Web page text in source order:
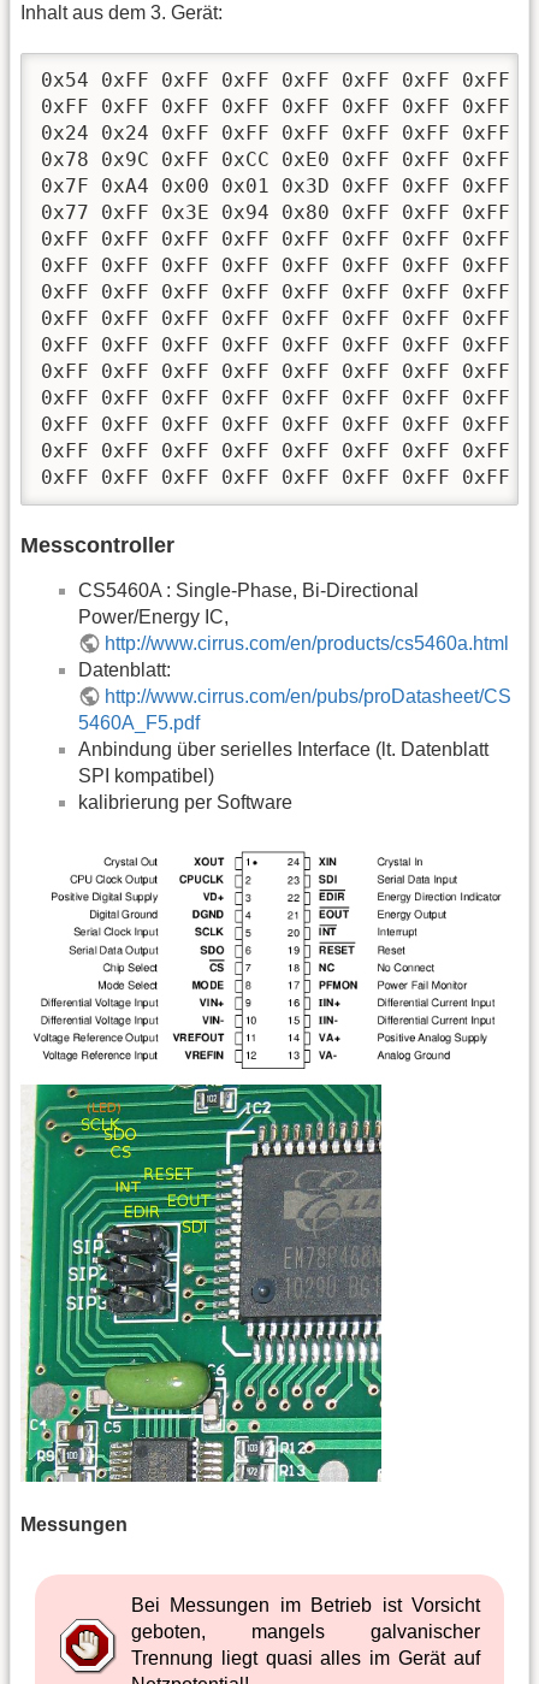
Inhalt aus dem 3. Gerät:
0x54 0xFF 0xFF 0xFF 0xFF 0xFF 0xFF 0xFF
0xFF 0xFF 0xFF 0xFF 0xFF 0xFF 0xFF 0xFF
0x24 0x24 0xFF 0xFF 0xFF 0xFF 0xFF 0xFF
0x78 0x9C 0xFF 0xCC 0xE0 0xFF 0xFF 0xFF
0x7F 0xA4 0x00 0x01 0x3D 0xFF 0xFF 0xFF
0x77 0xFF 0x3E 0x94 0x80 0xFF 0xFF 0xFF
0xFF 0xFF 0xFF 0xFF 0xFF 0xFF 0xFF 0xFF
0xFF 0xFF 0xFF 0xFF 0xFF 0xFF 0xFF 0xFF
0xFF 0xFF 0xFF 0xFF 0xFF 0xFF 0xFF 0xFF
0xFF 0xFF 0xFF 0xFF 0xFF 0xFF 0xFF 0xFF
0xFF 0xFF 0xFF 0xFF 0xFF 0xFF 0xFF 0xFF
0xFF 0xFF 0xFF 0xFF 0xFF 0xFF 0xFF 0xFF
0xFF 0xFF 0xFF 0xFF 0xFF 0xFF 0xFF 0xFF
0xFF 0xFF 0xFF 0xFF 0xFF 0xFF 0xFF 0xFF
0xFF 0xFF 0xFF 0xFF 0xFF 0xFF 0xFF 0xFF
0xFF 0xFF 0xFF 0xFF 0xFF 0xFF 0xFF 0xFF
Messcontroller
CS5460A : Single-Phase, Bi-Directional
Power/Energy IC,
http://www.cirrus.com/en/products/cs5460a.html
Datenblatt:
http://www.cirrus.com/en/pubs/proDatasheet/CS
5460A_F5.pdf
Anbindung über serielles Interface (lt. Datenblatt
SPI kompatibel)
kalibrierung per Software
Messungen
Bei Messungen im Betrieb ist Vorsicht
geboten, mangels galvanischer
Trennung liegt quasi alles im Gerät auf